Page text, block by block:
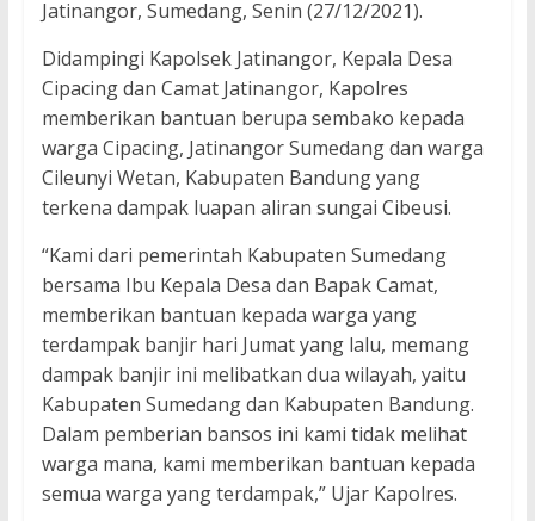
Jatinangor, Sumedang, Senin (27/12/2021).
Didampingi Kapolsek Jatinangor, Kepala Desa
Cipacing dan Camat Jatinangor, Kapolres
memberikan bantuan berupa sembako kepada
warga Cipacing, Jatinangor Sumedang dan warga
Cileunyi Wetan, Kabupaten Bandung yang
terkena dampak luapan aliran sungai Cibeusi.
“Kami dari pemerintah Kabupaten Sumedang
bersama Ibu Kepala Desa dan Bapak Camat,
memberikan bantuan kepada warga yang
terdampak banjir hari Jumat yang lalu, memang
dampak banjir ini melibatkan dua wilayah, yaitu
Kabupaten Sumedang dan Kabupaten Bandung.
Dalam pemberian bansos ini kami tidak melihat
warga mana, kami memberikan bantuan kepada
semua warga yang terdampak,” Ujar Kapolres.